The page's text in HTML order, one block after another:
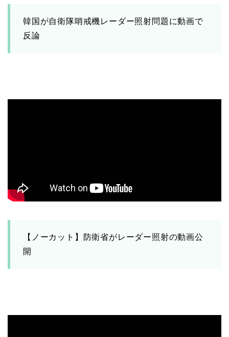
韓国が自衛隊哨戒機レーダー照射問題に動画で
反論
【ノーカット】防衛省がレーダー照射の動画公
開